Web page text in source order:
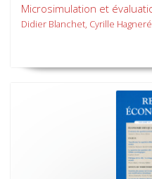
Microsimulation et
Didier Blanchet, Cyrille Hagneré